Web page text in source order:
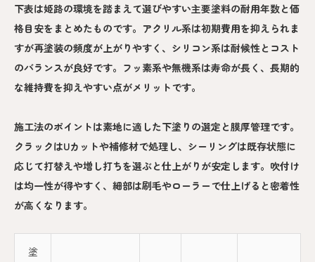
下表は姫路の環境を踏まえて選びやすい主要塗料の耐用年数と価
格目安をまとめたものです。アクリル系は初期費用を抑えられま
すが再塗装の頻度が上がりやすく、シリコン系は耐候性とコスト
のバランスが良好です。フッ素系や無機系は寿命が長く、長期的
な維持費を抑えやすい点がメリットです。
施工法のポイントは素地に適した下塗りの選定と膜厚管理です。
クラックはUカットや補修材で処理し、シーリングは既存状態に
応じて打替えや増し打ちを選ぶと仕上がりが安定します。吹付け
は均一性が得やすく、細部は刷毛やローラーで仕上げると密着性
が高くなります。
塗